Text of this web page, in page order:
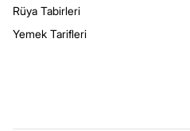
Rüya Tabirleri
Yemek Tarifleri